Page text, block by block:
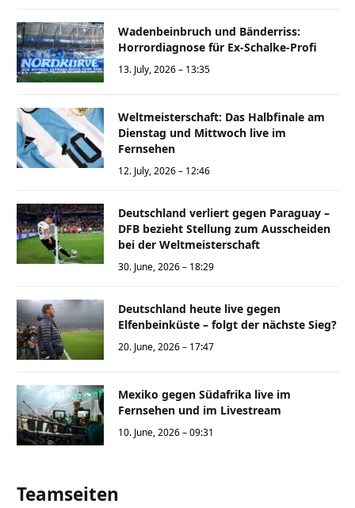
Wadenbeinbruch und Bänderriss:
Horrordiagnose für Ex-Schalke-Profi
13. July, 2026 – 13:35
Weltmeisterschaft: Das Halbfinale am
Dienstag und Mittwoch live im
Fernsehen
12. July, 2026 – 12:46
Deutschland verliert gegen Paraguay –
DFB bezieht Stellung zum Ausscheiden
bei der Weltmeisterschaft
30. June, 2026 – 18:29
Deutschland heute live gegen
Elfenbeinküste – folgt der nächste Sieg?
20. June, 2026 – 17:47
Mexiko gegen Südafrika live im
Fernsehen und im Livestream
10. June, 2026 – 09:31
Teamseiten